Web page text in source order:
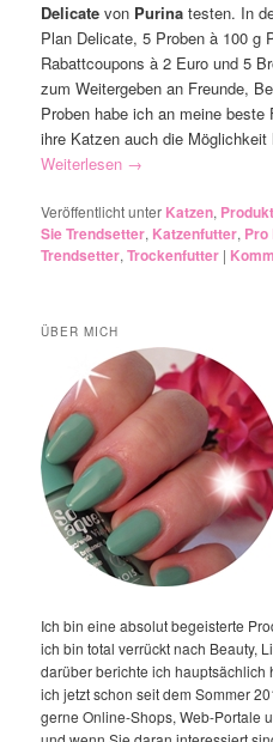
Delicate von Purina testen. In
Plan Delicate, 5 Proben à 100 g
Rabattcoupons à 2 Euro und 5
zum Weitergeben an Freunde,
Proben habe ich an meine beste
ihre Katzen auch die
Weiterlesen →
Veröffentlicht unter Katzen,
Sie Trendsetter, Katzenfutter, Pro
Trendsetter,Trockenfutter |
ÜBER MICH
Ich bin eine absolut begeisterte
ich bin total verrückt nach Beauty,
darüber berichte ich hauptsächlich
ich jetzt schon seit dem Sommer
gerne Online-Shops, Web-Portale